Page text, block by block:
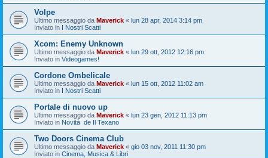
Volpe
Ultimo messaggio da Maverick « lun 28 apr, 2014 3:14 pm
Inviato in I Nostri Scatti
Xcom: Enemy Unknown
Ultimo messaggio da Maverick « lun 29 ott, 2012 12:16 pm
Inviato in Videogames!
Cordone Ombelicale
Ultimo messaggio da Maverick « lun 15 ott, 2012 11:02 am
Inviato in I Nostri Scatti
Portale di nuovo up
Ultimo messaggio da Maverick « lun 23 gen, 2012 11:13 pm
Inviato in Novità de Il Texano
Two Doors Cinema Club
Ultimo messaggio da Maverick « gio 03 nov, 2011 11:30 pm
Inviato in Cinema, Musica & Libri